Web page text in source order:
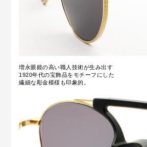
増永眼鏡の高い職人技術が生み出す
1920年代の宝飾品をモチーフにした
繊細な彫金模様も印象的。